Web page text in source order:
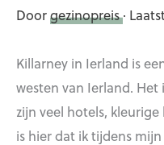
Doorgezinopreis·
Killarney in Ierland is
westen van Ierland. Het
zijn veel hotels,
is hier dat ik tijdens